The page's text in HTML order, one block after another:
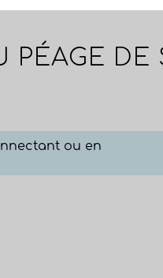
PÉAGE
ou en